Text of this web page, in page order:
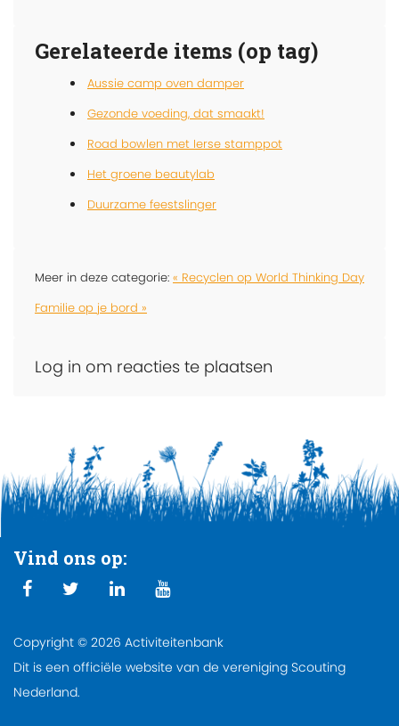
Gerelateerde items (op tag)
Aussie camp oven damper
Gezonde voeding, dat smaakt!
Road bowlen met Ierse stamppot
Het groene beautylab
Duurzame feestslinger
Meer in deze categorie: « Recyclen op World Thinking Day
Familie op je bord »
Log in om reacties te plaatsen
Vind ons op:
Copyright © 2026 Activiteitenbank
Dit is een officiële website van de vereniging Scouting
Nederland.